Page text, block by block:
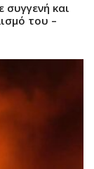
και
του –